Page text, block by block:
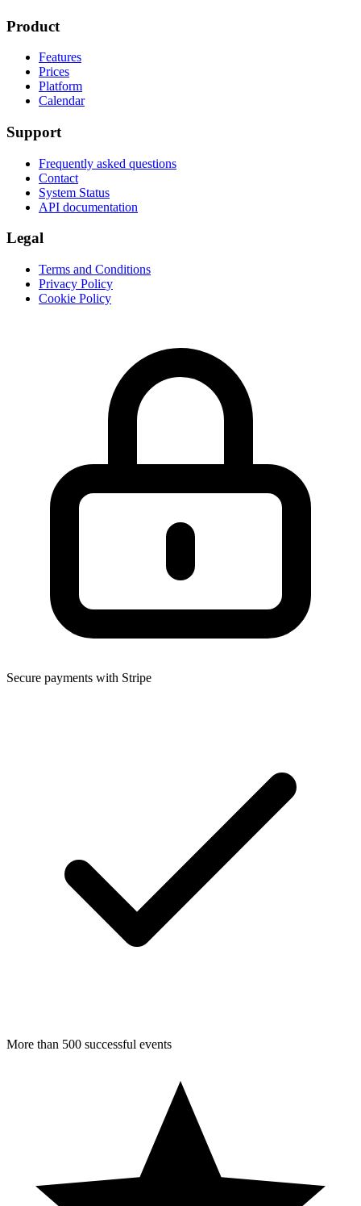
Product
Features
Prices
Platform
Calendar
Support
Frequently asked questions
Contact
System Status
API documentation
Legal
Terms and Conditions
Privacy Policy
Cookie Policy
Secure payments with Stripe
More than 500 successful events